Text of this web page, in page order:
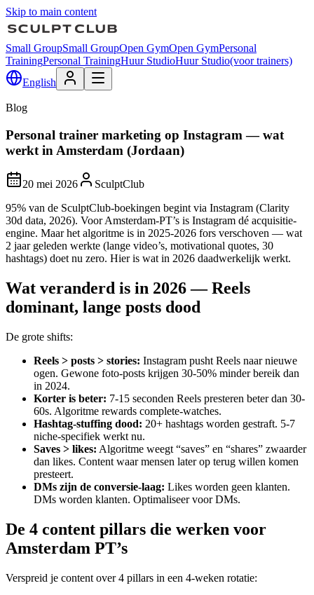
Skip to main content
Small GroupSmall GroupOpen GymOpen GymPersonal
TrainingPersonal TrainingHuur StudioHuur Studio(voor trainers)
English
Blog
Personal trainer marketing op Instagram — wat
werkt in Amsterdam (Jordaan)
20 mei 2026
SculptClub
95% van de SculptClub-boekingen begint via Instagram (Clarity
30d data, 2026). Voor Amsterdam-PT’s is Instagram dé acquisitie-
engine. Maar het algoritme is in 2025-2026 fors verschoven — wat
2 jaar geleden werkte (lange video’s, motivational quotes, 30
hashtags) doet nu zero. Hier is wat in 2026 daadwerkelijk werkt.
Wat veranderd is in 2026 — Reels
dominant, lange posts dood
De grote shifts:
Reels > posts > stories: Instagram pusht Reels naar nieuwe
ogen. Gewone foto-posts krijgen 30-50% minder bereik dan
in 2024.
Korter is beter: 7-15 seconden Reels presteren beter dan 30-
60s. Algoritme rewards complete-watches.
Hashtag-stuffing dood: 20+ hashtags worden gestraft. 5-7
niche-specifiek werkt nu.
Saves > likes: Algoritme weegt “saves” en “shares” zwaarder
dan likes. Content waar mensen later op terug willen komen
presteert.
DMs zijn de conversie-laag: Likes worden geen klanten.
DMs worden klanten. Optimaliseer voor DMs.
De 4 content pillars die werken voor
Amsterdam PT’s
Verspreid je content over 4 pillars in een 4-weken rotatie: